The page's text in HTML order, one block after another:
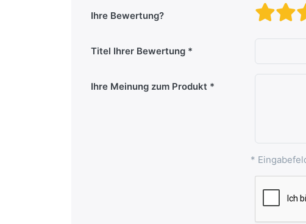
Ihre Bewertung?
Titel Ihrer Bewertung
Ihre Meinung zum Produkt
*